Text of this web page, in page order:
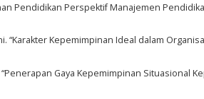
Pendidikan Perspektif Manajemen
“Karakter Kepemimpinan Ideal dalam
Gaya Kepemimpinan Situasional